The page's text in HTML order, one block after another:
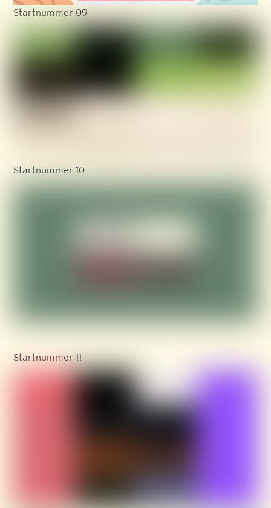
Startnummer 09
Startnummer 10
Startnummer 11